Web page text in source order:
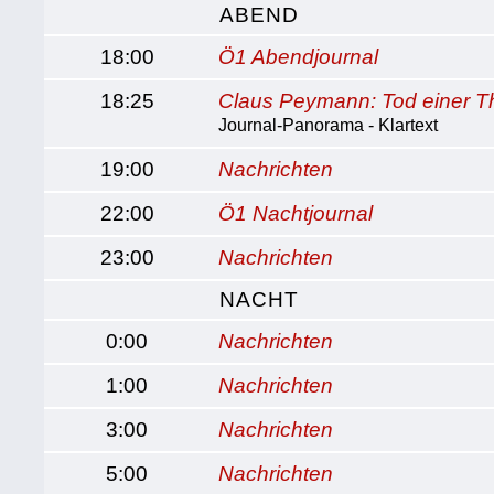
ABEND
18:00
Ö1 Abendjournal
18:25
Claus Peymann: Tod einer
Journal-Panorama - Klartext
19:00
Nachrichten
22:00
Ö1 Nachtjournal
23:00
Nachrichten
NACHT
0:00
Nachrichten
1:00
Nachrichten
3:00
Nachrichten
5:00
Nachrichten